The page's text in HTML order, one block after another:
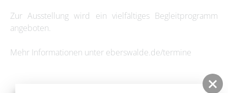
Zur Ausstellung wird ein vielfältiges Begleitprogramm
angeboten.
Mehr Informationen unter eberswalde.de/termine